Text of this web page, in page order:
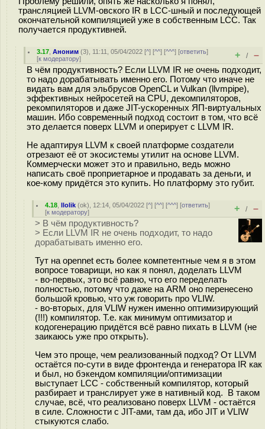
трансляцией LLVM-овского IR в LCC-шный и последующей
окончательной компиляцией уже в собственным LCC. Так
получается продуктивней.
3.17 ,Аноним (3), 11:11, 05/04/2022 [^] [^^] [^^^] [ответить]
[к модератору] + / –
В чём продуктивность? Если LLVM IR не очень подходит,
то надо дорабатывать именно его. Потому что иначе не
видать вам для эльбрусов OpenCL и Vulkan (llvmpipe),
эффективных нейросетей на CPU, декомпиляторов,
рекомпиляторов и даже JIT-ускоренных ЯП-виртуальных
машин. Ибо современный подход состоит в том, что всё
это делается поверх LLVM и оперирует с LLVM IR.
Не адаптируя LLVM к своей платформе создатели
отрезают её от экосистемы утилит на основе LLVM.
Коммерчески может это и правильно, ведь можно
написать своё проприетарное и продавать за деньги, и
кое-кому придётся это купить. Но платформу это губит.
4.18 ,llolik (ok), 12:14, 05/04/2022 [^] [^^] [^^^] [ответить]
[к модератору] + / –
> В чём продуктивность?
> Если LLVM IR не очень подходит, то надо
дорабатывать именно его.
Тут на opennet есть более компетентные чем я в этом
вопросе товарищи, но как я понял, доделать LLVM
- во-первых, это всё равно, что его переделать
полностью, потому что даже на ARM оно перенесено
большой кровью, что уж говорить про VLIW.
- во-вторых, для VLIW нужен именно оптимизирующий
(!!!) компилятор. Т.е. как минимум оптимизатор и
кодогенерацию придётся всё равно пихать в LLVM (не
заикаюсь уже про открыть).
Чем это проще, чем реализованный подход? От LLVM
остаётся по-сути в виде фронтенда и генератора IR как
и был, но бэкендом компиляции/оптимизации
выступает LCC - собственный компилятор, который
разбирает и транслирует уже в нативный код. В таком
случае, всё, что реализовано поверх LLVM - остаётся
в силе. Сложности с JIT-ами, там да, ибо JIT и VLIW
стыкуются слабо.